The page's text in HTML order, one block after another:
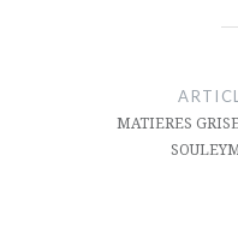
l’articleMATIERES